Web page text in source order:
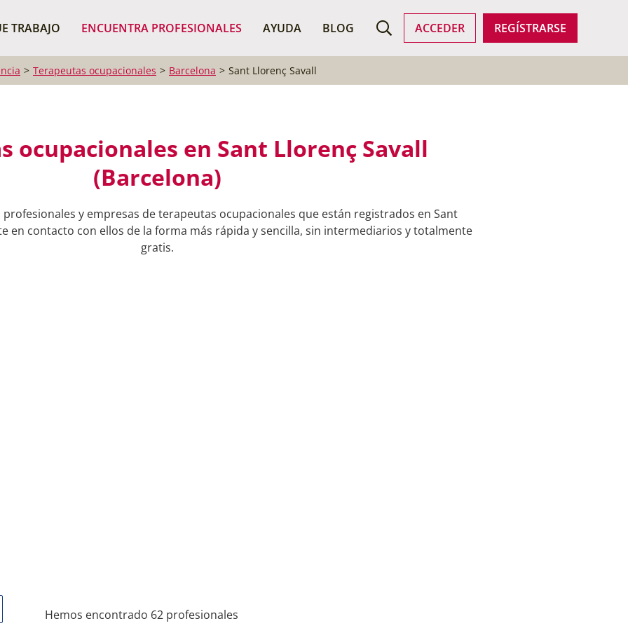
TRABAJO ENCUENTRA PROFESIONALES AYUDA BLOG ACCEDER REGÍSTRARSE
BUSCAR PROFESIONALES
Terapeutas ocupacionales Barcelona Sant Llorenç Savall
ocupacionales en Sant Llorenç Savall
(Barcelona)
y empresas de terapeutas ocupacionales que están registrados en Sant
en contacto con ellos de la forma más rápida y sencilla, sin intermediarios y totalmente
gratis.
Hemos encontrado 62 profesionales